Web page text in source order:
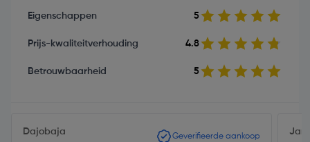
Eigenschappen 5
Prijs-kwaliteitverhouding 4.8
Betrouwbaarheid 5
Dajobaja Geverifieerde aankoop